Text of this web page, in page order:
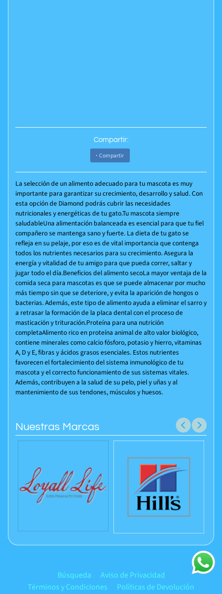
Compartir:
Compartir
La selección de un alimento adecuado para tu mascota es muy
importante para garantizar su crecimiento, desarrollo y salud. Con
esta opción de Diamond podrás cubrir las necesidades
nutricionales y energéticas de tu gato.Tu mascota siempre
saludableUna alimentación balanceada es esencial para que tu fiel
compañero se mantenga sano y fuerte. La dieta de tu gato se
refleja en su pelaje, por eso es de vital importancia que contenga
todos los nutrientes necesarios para su crecimiento. Asegura la
energía y vitalidad de tu amigo para que pueda correr, saltar y
jugar todo el día.Beneficios del alimento secoLa mayor ventaja de la
comida seca para mascotas es que se puede almacenar por mucho
más tiempo sin que se deteriore, y evita la aparición de hongos o
bacterias. Además, este tipo de alimento ayuda a eliminar el sarro y
a retrasar la formación de la placa dental con el proceso de
masticación y trituración.Proteína para una nutrición
completaAlimento rico en proteína animal de alto valor biológico,
contiene minerales como calcio fósforo, potasio y hierro, vitaminas
A, D y E, fibras y ácidos grasos esenciales. Estos nutrientes
favorecen el fortalecimiento del sistema inmunológico de tu
mascota y el correcto funcionamiento de sus sistemas vitales.
Además, contribuyen a la salud de su pelo, piel y uñas y al
mantenimiento de sus tendones, músculos y huesos.
Nuestras Marcas
Búsqueda
Aviso de Privacidad
Términos y Condiciones
Políticas de Devolución